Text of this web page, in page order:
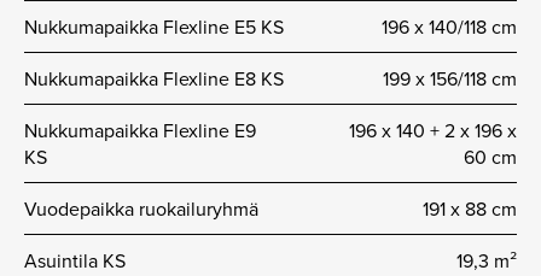
Nukkumapaikka Flexline E5 KS
196 x 140/118 cm
Nukkumapaikka Flexline E8 KS
199 x 156/118 cm
Nukkumapaikka Flexline E9
KS
196 x 140 + 2 x 196 x
60 cm
Vuodepaikka ruokailuryhmä
191 x 88 cm
Asuintila KS
19,3 m²